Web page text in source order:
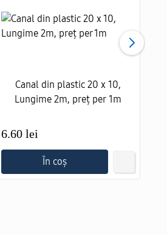
Canal din plastic 20 х 10,
Lungime 2m, preț per 1m
6.60 lei
În coș